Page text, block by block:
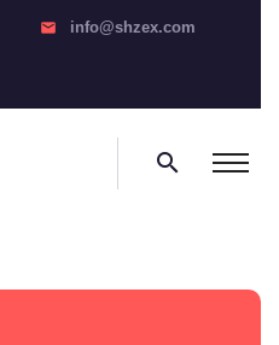
email info@shzex.com
search